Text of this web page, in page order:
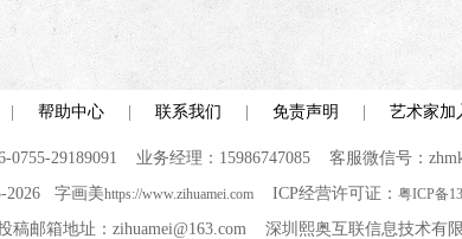
帮助中心 联系我们 免责声明 艺术家加
0755-29189091 业务经理：15986747085 客服微信号：
2026 字画美https://www.zihuamei.com ICP经营许可证： 粤ICP备
稿邮箱地址：zihuamei@163.com 深圳熙奥互联信息技术